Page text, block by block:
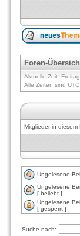
Foren-
Aktuelle Zeit:
Alle Zeiten sind UTC
Mitglieder in
Ungelesene
Ungelesene
[ beliebt ]
Ungelesene
[ gesperrt ]
Suche nach: